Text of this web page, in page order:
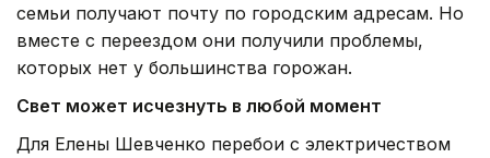
семьи получают почту по городским адресам. Но
вместе с переездом они получили проблемы,
которых нет у большинства горожан.
Свет может исчезнуть в любой момент
Для Елены Шевченко перебои с электричеством